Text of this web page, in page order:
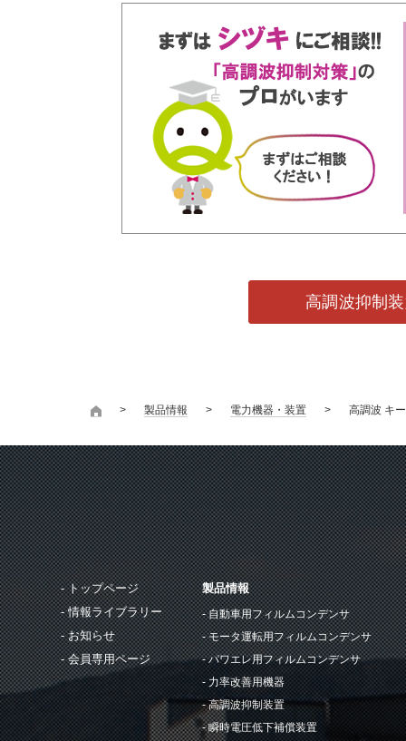
高調波抑制
製品情報 電力機器・装置 高調波 キ
トップページ
情報ライブラリー
お知らせ
会員専用ページ
製品情報
自動車用フィルムコンデンサ
モータ運転用フィルムコンデンサ
パワエレ用フィルムコンデンサ
力率改善用機器
高調波抑制装置
瞬時電圧低下補償装置